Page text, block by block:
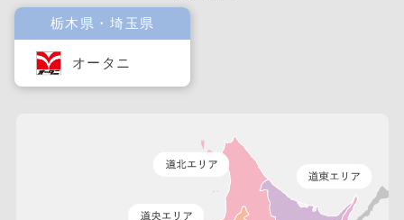
栃木県・埼玉県
オータニ